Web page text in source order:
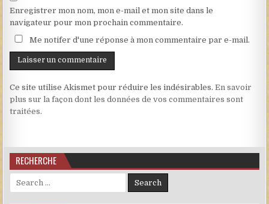
Enregistrer mon nom, mon e-mail et mon site dans le
navigateur pour mon prochain commentaire.
Me notifer d'une réponse à mon commentaire par e-mail.
Ce site utilise Akismet pour réduire les indésirables.En savoir
plus sur la façon dont les données de vos commentaires sont
traitées.
RECHERCHE
Search for: